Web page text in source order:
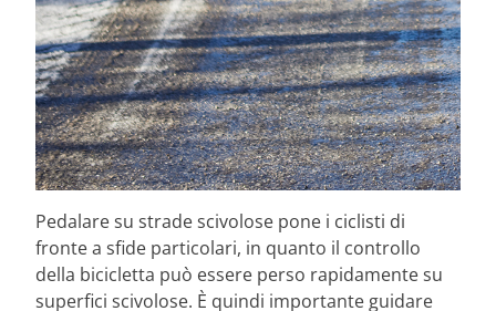
Pedalare su strade scivolose pone i ciclisti di
fronte a sfide particolari, in quanto il controllo
della bicicletta può essere perso rapidamente su
superfici scivolose. È quindi importante guidare